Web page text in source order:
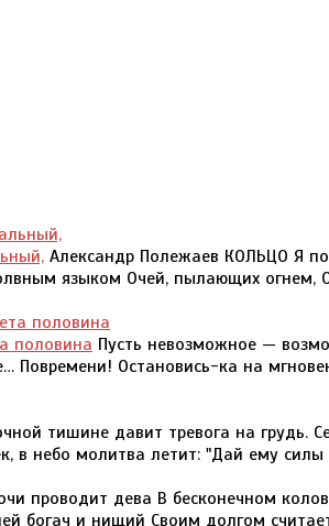
Александр Полежаев КОЛЬЦО Я
языком Очей, пылающих огнем,
половина Пусть невозможное —
Повремени! Остановись-ка на
тишине давит тревога на грудь.
в небо молитва летит: "Дай ему силы
проводит дева В бесконечном
богач и нищий Своим долгом